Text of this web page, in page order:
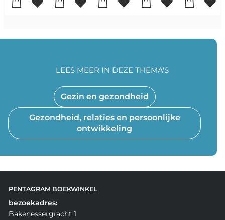
Gezin en gezondheid
Gezondheid, relaties en persoonlijke
ontwikkeling
LEES MEER IN DEZE THEMA'S
PENTAGRAM BOEKWINKEL
bezoekadres:
Bakenessergracht 1